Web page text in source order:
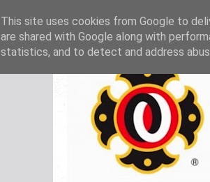
This site uses cookies from Google to
are shared with Google along with
statistics, and to detect and address